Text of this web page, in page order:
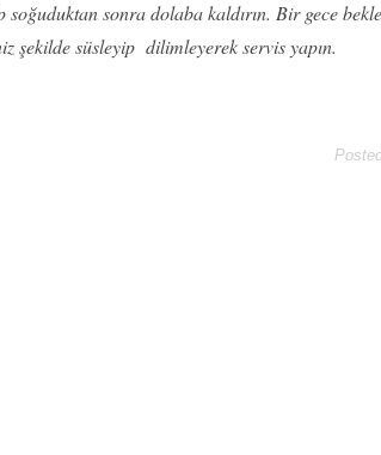
sonra dolaba kaldırın. Bir gece
şekilde süsleyip dilimleyerek servis yapın.